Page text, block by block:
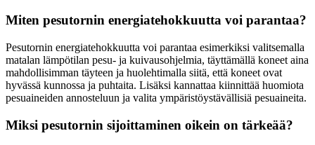
Miten pesutornin energiatehokkuutta voi parantaa?
Pesutornin energiatehokkuutta voi parantaa esimerkiksi valitsemalla
matalan lämpötilan pesu- ja kuivausohjelmia, täyttämällä koneet aina
mahdollisimman täyteen ja huolehtimalla siitä, että koneet ovat
hyvässä kunnossa ja puhtaita. Lisäksi kannattaa kiinnittää huomiota
pesuaineiden annosteluun ja valita ympäristöystävällisiä pesuaineita.
Miksi pesutornin sijoittaminen oikein on tärkeää?